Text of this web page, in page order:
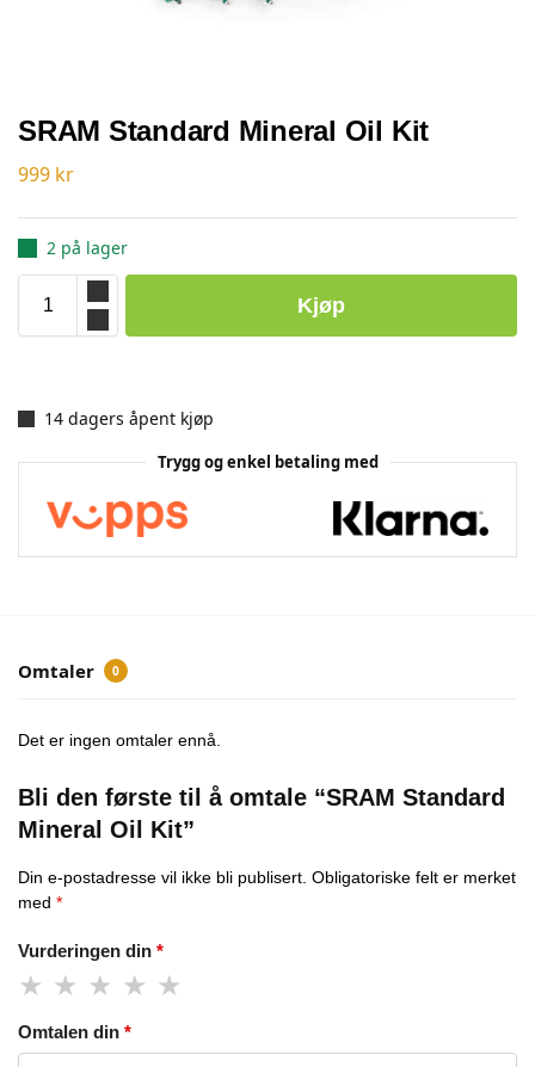
SRAM Standard Mineral Oil Kit
999 kr
2 på lager
Kjøp
14 dagers åpent kjøp
Trygg og enkel betaling med
Omtaler 0
Det er ingen omtaler ennå.
Bli den første til å omtale “SRAM Standard
Mineral Oil Kit”
Din e-postadresse vil ikke bli publisert. Obligatoriske felt er merket
med *
Vurderingen din *
Omtalen din *